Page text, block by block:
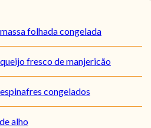
folhada congelada
fresco de manjericão
congelados
alho